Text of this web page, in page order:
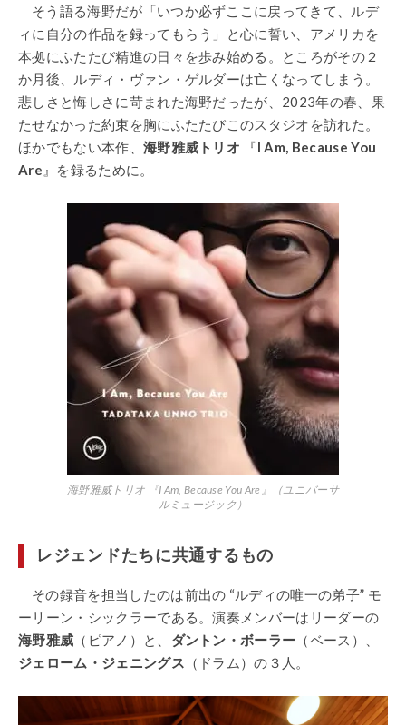
そう語る海野だが「いつか必ずここに戻ってきて、ルデ
ィに自分の作品を録ってもらう」と心に誓い、アメリカを
本拠にふたたび精進の日々を歩み始める。ところがその２
か月後、ルディ・ヴァン・ゲルダーは亡くなってしまう。
悲しさと悔しさに苛まれた海野だったが、2023年の春、果
たせなかった約束を胸にふたたびこのスタジオを訪れた。
ほかでもない本作、 海野雅威トリオ 『I Am, Because You
Are 』を録るために。
海野雅威トリオ 『I Am, Because You Are』（ユニバーサ
ルミュージック）
レジェンドたちに共通するもの
その録音を担当したのは前出の “ルディの唯一の弟子” モ
ーリーン・シックラーである。演奏メンバーはリーダーの
海野雅威 （ピアノ）と、 ダントン・ボーラー （ベース）、
ジェローム・ジェニングス
（ドラム）の３人。